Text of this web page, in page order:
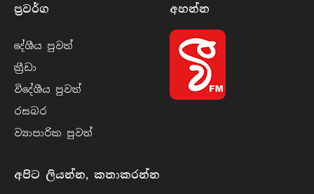
ප්‍රවර්​ග
දේශීය පුව​ත්
ක්‍රී​ඩා
විදේශීය පුව​ත්
රසබ​ර
ව්‍යාපාරික පුව​ත්
අහන්​න
අපිට ලියන්න, කතාකරන්න